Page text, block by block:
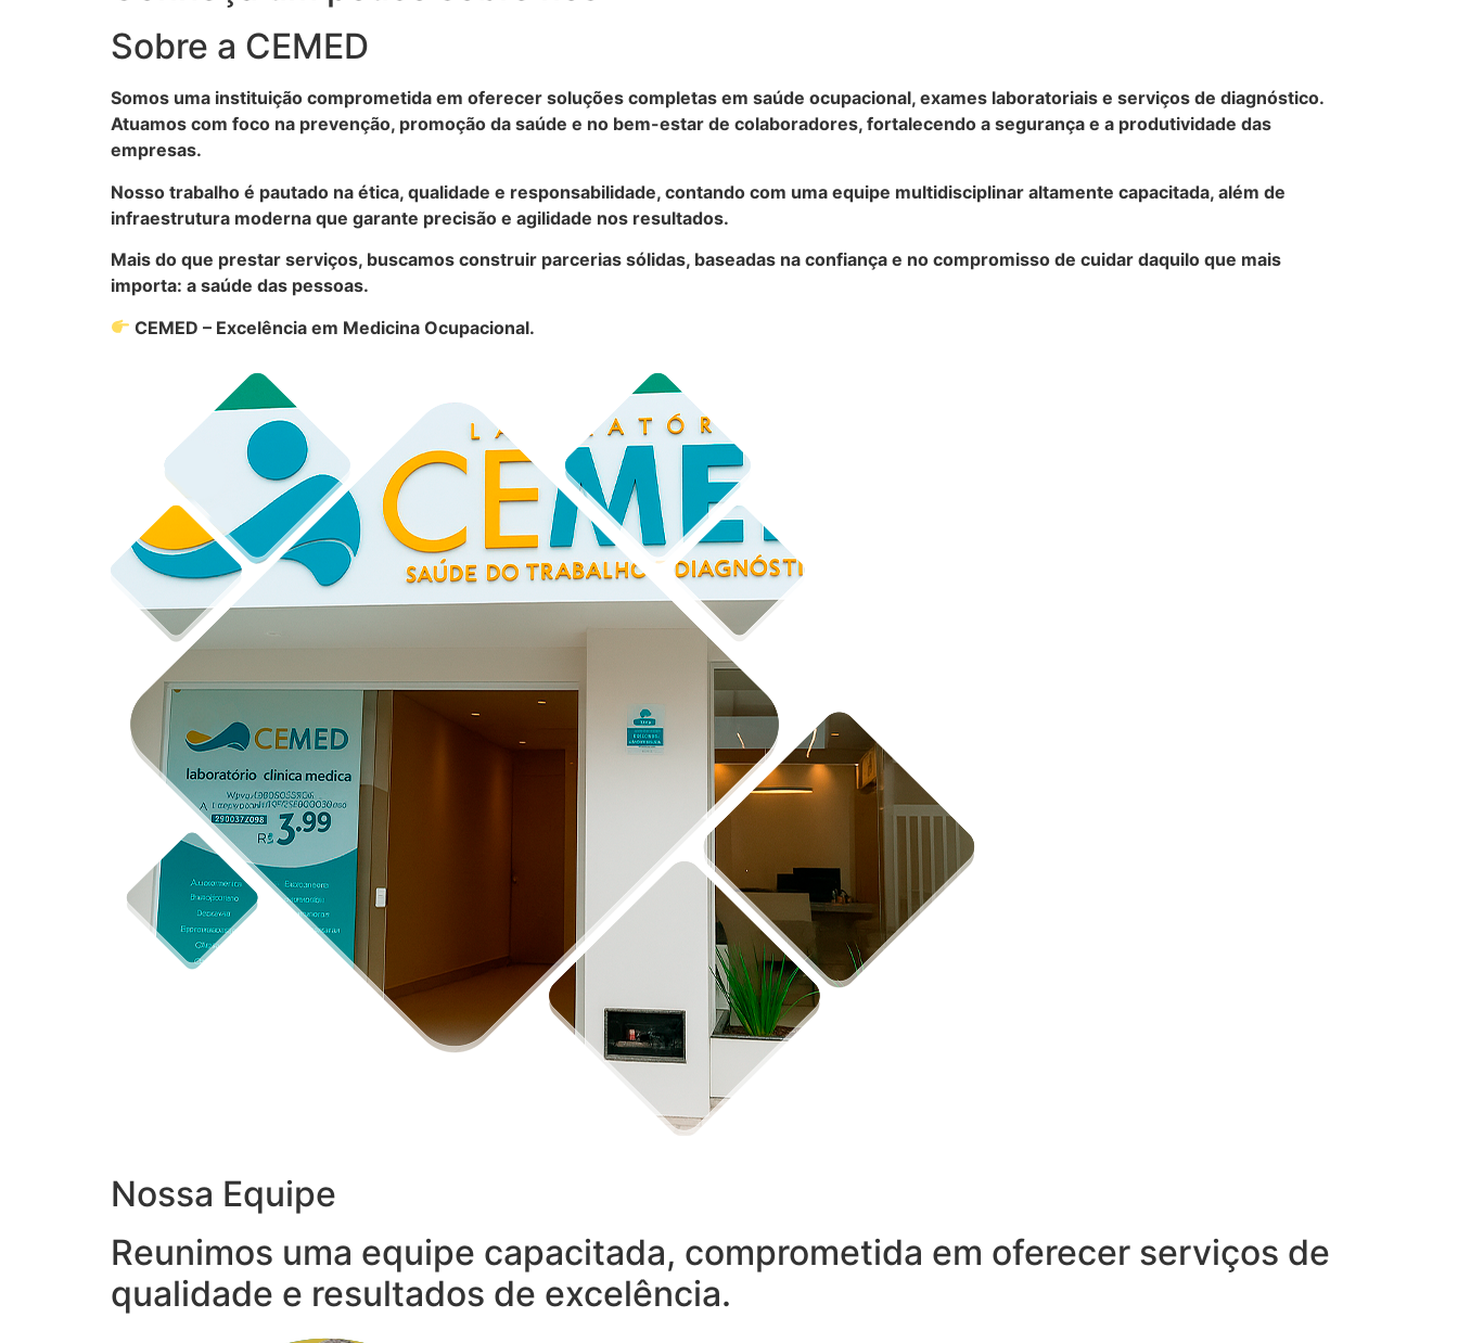
Sobre a CEMED
Somos uma instituição comprometida em oferecer soluções completas em saúde ocupacional, exames laboratoriais e serviços de diagnóstico.
Atuamos com foco na prevenção, promoção da saúde e no bem-estar de colaboradores, fortalecendo a segurança e a produtividade das
empresas.
Nosso trabalho é pautado na ética, qualidade e responsabilidade, contando com uma equipe multidisciplinar altamente capacitada, além de
infraestrutura moderna que garante precisão e agilidade nos resultados.
Mais do que prestar serviços, buscamos construir parcerias sólidas, baseadas na confiança e no compromisso de cuidar daquilo que mais
importa: a saúde das pessoas.
CEMED – Excelência em Medicina Ocupacional.
Nossa Equipe
Reunimos uma equipe capacitada, comprometida em oferecer serviços de
qualidade e resultados de excelência.